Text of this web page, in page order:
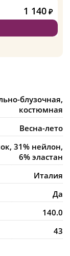
1 140 ₽
блузочная,
костюмная
Весна-лето
31% нейлон,
6% эластан
Италия
Да
140.0
43